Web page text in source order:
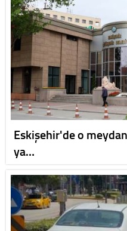
Eskişehir'de o
ya…